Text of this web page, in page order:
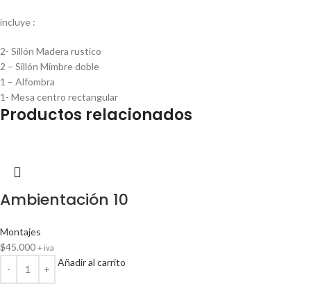
incluye :
2- Sillón Madera rustico
2 – Sillón Mimbre doble
1 – Alfombra
1- Mesa centro rectangular
Productos relacionados
Ambientación 10
Montajes
$45.000 + iva
Añadir al carrito